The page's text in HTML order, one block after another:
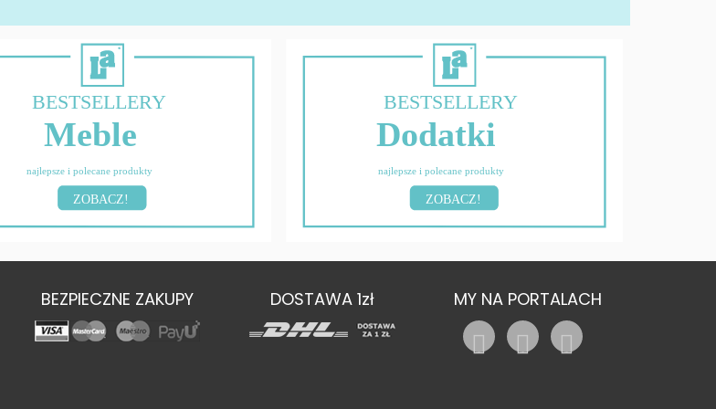
BESTSELLERY
Meble
najlepsze i polecane produkty
ZOBACZ!
BESTSELLERY
Dodatki
najlepsze i polecane produkty
ZOBACZ!
BEZPIECZNE ZAKUPY DOSTAWA 1zł MY NA PORTALACH